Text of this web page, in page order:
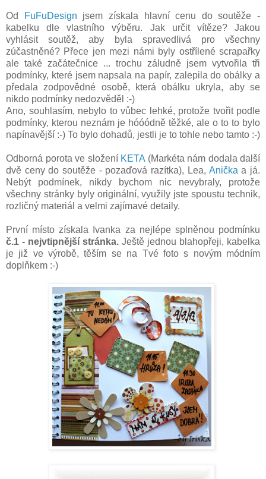
Od FuFuDesign jsem získala hlavní cenu do soutěže -
kabelku dle vlastního výběru. Jak určit vítěze? Jakou
vyhlásit soutěž, aby byla spravedlivá pro všechny
zúčastněné? Přece jen mezi námi byly ostřílené scrapařky
ale také začátečnice ... trochu záludně jsem vytvořila tři
podmínky, které jsem napsala na papír, zalepila do obálky a
předala zodpovědné osobě, která obálku ukryla, aby se
nikdo podmínky nedozvěděl :-)
Ano, souhlasím, nebylo to vůbec lehké, protože tvořit podle
podmínky, kterou neznám je hóóódně těžké, ale o to to bylo
napínavější :-) To bylo dohadů, jestli je to tohle nebo tamto :-)
Odborná porota ve složení KETA (Markéta nám dodala další
dvě ceny do soutěže - pozaďová razítka), Lea, Anička a já.
Nebýt podmínek, nikdy bychom nic nevybraly, protože
všechny stránky byly originální, využily jste spoustu technik,
rozličný materiál a velmi zajímavé detaily.
První místo získala Ivanka za nejlépe splněnou podmínku
č.1 - nejvtipnější stránka. Ještě jednou blahopřeji, kabelka
je již ve výrobě, těším se na Tvé foto s novým módním
doplňkem :-)